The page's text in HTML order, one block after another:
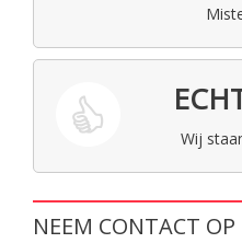
Wij
NEEM CONTACT OP